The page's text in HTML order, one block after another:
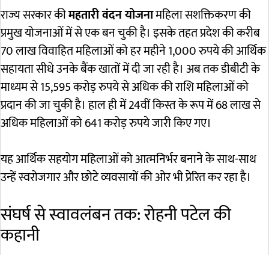
राज्य सरकार कीमहतारी वंदन योजनामहिला सशक्तिकरण की
प्रमुख योजनाओं में से एक बन चुकी है। इसके तहत प्रदेश की करीब
70 लाख विवाहित महिलाओं को हर महीने 1,000 रुपये की आर्थिक
सहायता सीधे उनके बैंक खातों में दी जा रही है। अब तक डीबीटी के
माध्यम से 15,595 करोड़ रुपये से अधिक की राशि महिलाओं को
प्रदान की जा चुकी है। हाल ही में 24वीं किस्त के रूप में 68 लाख से
अधिक महिलाओं को 641 करोड़ रुपये जारी किए गए।
यह आर्थिक सहयोग महिलाओं को आत्मनिर्भर बनाने के साथ-साथ
उन्हें स्वरोजगार और छोटे व्यवसायों की ओर भी प्रेरित कर रहा है।
संघर्ष से स्वावलंबन तक: रोहनी पटेल की
कहानी